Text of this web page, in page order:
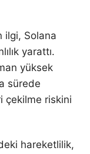
ilgi, Solana
yarattı.
yüksek
sürede
çekilme riskini
hareketlilik,